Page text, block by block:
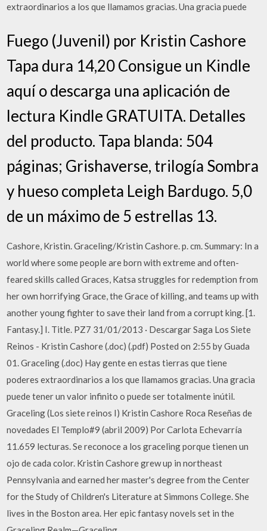
extraordinarios a los que llamamos gracias. Una gracia puede
Fuego (Juvenil) por Kristin Cashore
Tapa dura 14,20 Consigue un Kindle
aquí o descarga una aplicación de
lectura Kindle GRATUITA. Detalles
del producto. Tapa blanda: 504
páginas; Grishaverse, trilogía Sombra
y hueso completa Leigh Bardugo. 5,0
de un máximo de 5 estrellas 13.
Cashore, Kristin. Graceling/Kristin Cashore. p. cm. Summary: In a
world where some people are born with extreme and often-
feared skills called Graces, Katsa struggles for redemption from
her own horrifying Grace, the Grace of killing, and teams up with
another young fighter to save their land from a corrupt king. [1.
Fantasy.] I. Title. PZ7 31/01/2013 · Descargar Saga Los Siete
Reinos - Kristin Cashore (.doc) (.pdf) Posted on 2:55 by Guada
01. Graceling (.doc) Hay gente en estas tierras que tiene
poderes extraordinarios a los que llamamos gracias. Una gracia
puede tener un valor infinito o puede ser totalmente inútil.
Graceling (Los siete reinos I) Kristin Cashore Roca Reseñas de
novedades El Templo#9 (abril 2009) Por Carlota Echevarría
11.659 lecturas. Se reconoce a los graceling porque tienen un
ojo de cada color. Kristin Cashore grew up in northeast
Pennsylvania and earned her master's degree from the Center
for the Study of Children's Literature at Simmons College. She
lives in the Boston area. Her epic fantasy novels set in the